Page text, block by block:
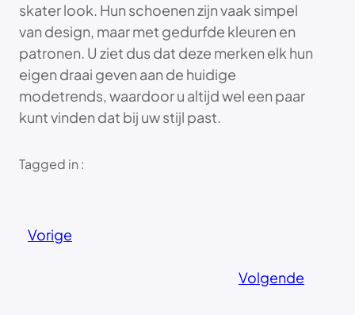
skater look. Hun schoenen zijn vaak simpel
van design, maar met gedurfde kleuren en
patronen. U ziet dus dat deze merken elk hun
eigen draai geven aan de huidige
modetrends, waardoor u altijd wel een paar
kunt vinden dat bij uw stijl past.
Tagged in :
Vorige
Volgende